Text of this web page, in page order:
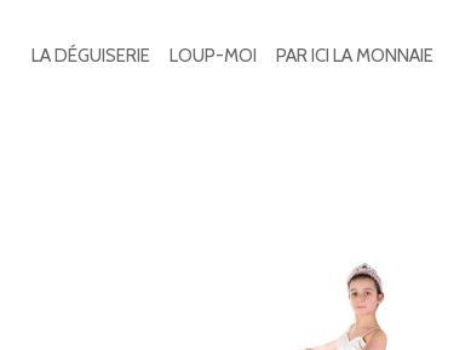
LA DÉGUISERIE LOUP-MOI PAR ICI LA MONNAIE